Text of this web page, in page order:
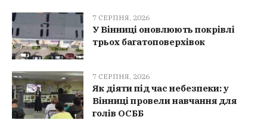
7 СЕРПНЯ, 2026
У Вінниці оновлюють покрівлі
трьох багатоповерхівок
7 СЕРПНЯ, 2026
Як діяти під час небезпеки: у
Вінниці провели навчання для
голів ОСББ